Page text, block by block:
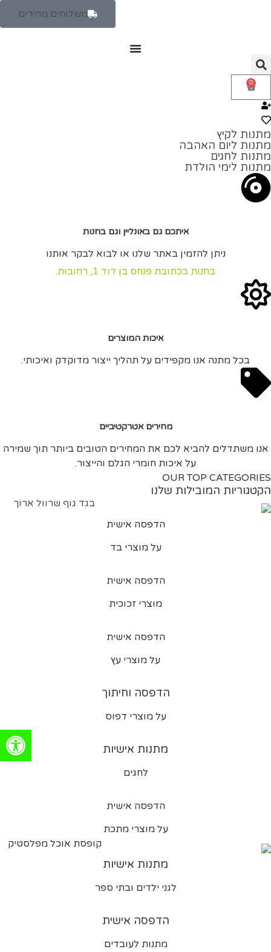
משלוחים מהירים
0
מתנות לקיץ
מתנות ליום האהבה
מתנות לחגים
מתנות לימי הולדת
איתכם גם באונליין וגם בחנות
ניתן להזמין באתר שלנו או לבוא לבקר אותנו
בחנות בכתובת פנחס בן דוד 1, רחובות.
איכות המוצרים
בכל מתנה אנו מקפידים על תהליך ייצור מדוקדק ואיכותי.
מחירים אטרקטיביים
אנו משתדלים להביא לכם את המחירים הטובים ביותר תוך שמירה
על איכות חומרי הגלם והייצור.
OUR TOP CATEGORIES
הקטגוריות המובילות שלנו
הדפסה אישית
על מוצרי בד
הדפסה אישית
מוצרי זכוכית
הדפסה אישית
על מוצרי עץ
הדפסה וחיתוך
על מוצרי דפוס
מתנות אישיות
לחגים
הדפסה אישית
על מוצרי מתכת
מתנות אישיות
לגני ילדים ובתי ספר
הדפסה אישית
מתנות לעובדים
פתח